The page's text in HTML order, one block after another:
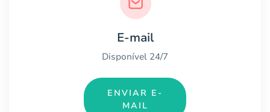
E-mail
Disponível 24/7
ENVIAR E-
MAIL